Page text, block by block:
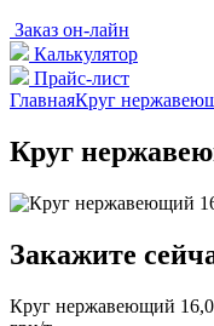
Заказ он-лайн
Калькулятор
Прайс-лист
ГлавнаяКруг
Круг
Закажите
Круг нержавеющий